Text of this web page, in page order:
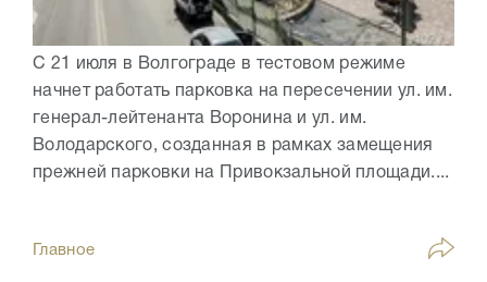
С 21 июля в Волгограде в тестовом режиме
начнет работать парковка на пересечении ул. им.
генерал-лейтенанта Воронина и ул. им.
Володарского, созданная в рамках замещения
прежней парковки на Привокзальной площади....
Главное